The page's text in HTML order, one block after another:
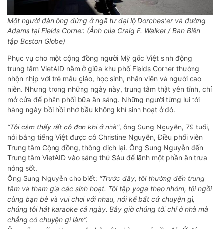
Một người đàn ông đứng ở ngã tư đại lộ Dorchester và đường
Adams tại Fields Corner. (Ảnh của Craig F. Walker / Ban Biên
tập Boston Globe)
Phục vụ cho một cộng đồng người Mỹ gốc Việt sinh động,
trung tâm VietAID nằm ở giữa khu phố Fields Corner thường
nhộn nhịp với trẻ mẫu giáo, học sinh, nhân viên và người cao
niên. Nhưng trong những ngày này, trung tâm thật yên tĩnh, chỉ
mở cửa để phân phối bữa ăn sáng. Những người từng lui tới
hàng ngày bồi hồi nhớ bầu không khí sinh hoạt ở đó.
“Tôi cảm thấy rất cô đơn khi ở nhà”, ông Sung Nguyễn, 79 tuổi,
nói bằng tiếng Việt được cô Christine Nguyễn, Điều phối viên
Trung tâm Cộng đồng, thông dịch lại. Ông Sung Nguyễn đến
Trung tâm VietAID vào sáng thứ Sáu để lãnh một phần ăn trưa
nóng sốt.
Ông Sung Nguyễn cho biết: “Trước đây, tôi thường đến trung
tâm và tham gia các sinh hoạt. Tôi tập yoga theo nhóm, tôi ngồi
cùng bạn bè và vui chơi với nhau, nói kể bất cứ chuyện gì,
chúng tôi hát karaoke cả ngày. Bây giờ chúng tôi chỉ ở nhà mà
chẳng có chuyện gì làm”.